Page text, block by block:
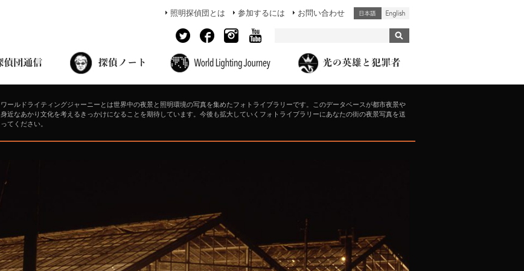
照明探偵団とは 参加するには お問い合わせ
ワールドライティングジャーニーとは世界中の夜景と照明環境の写真を集めたフォトライブラリーです。このデータベースが都市夜景や
身近なあかり文化を考えるきっかけになることを期待しています。今後も拡大していくフォトライブラリーにあなたの街の夜景写真を送
ってください。